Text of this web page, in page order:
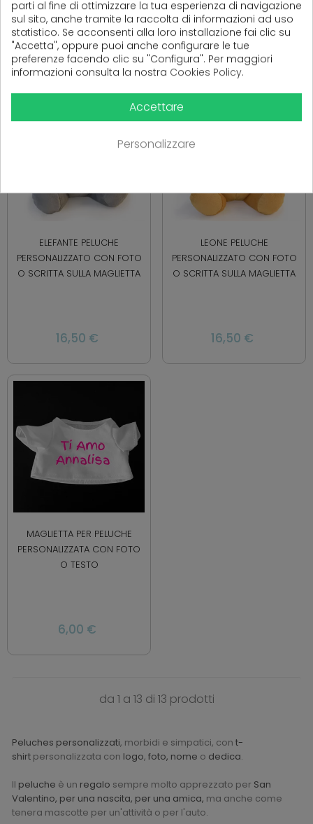
16,50 € 16,50 €
ELEFANTE PELUCHE
PERSONALIZZATO CON FOTO
O SCRITTA SULLA MAGLIETTA
16,50 €
LEONE PELUCHE
PERSONALIZZATO CON FOTO
O SCRITTA SULLA MAGLIETTA
16,50 €
MAGLIETTA PER PELUCHE
PERSONALIZZATA CON FOTO
O TESTO
6,00 €
da 1 a 13 di 13 prodotti
Peluches personalizzati, morbidi e simpatici, con t-
shirt personalizzata con logo, foto, nome o dedica.
Il peluche è un regalo sempre molto apprezzato per San
Valentino, per una nascita, per una amica, ma anche come
tenera mascotte per un'attività o per l'auto.
parti al fine di ottimizzare la tua esperienza di navigazione
sul sito, anche tramite la raccolta di informazioni ad uso
statistico. Se acconsenti alla loro installazione fai clic su
"Accetta", oppure puoi anche configurare le tue
preferenze facendo clic su "Configura". Per maggiori
informazioni consulta la nostra Cookies Policy.
Accettare
Personalizzare